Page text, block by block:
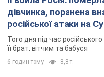
халати
У цьому був як практичний,
сенс
5 годин тому 1,8 т.